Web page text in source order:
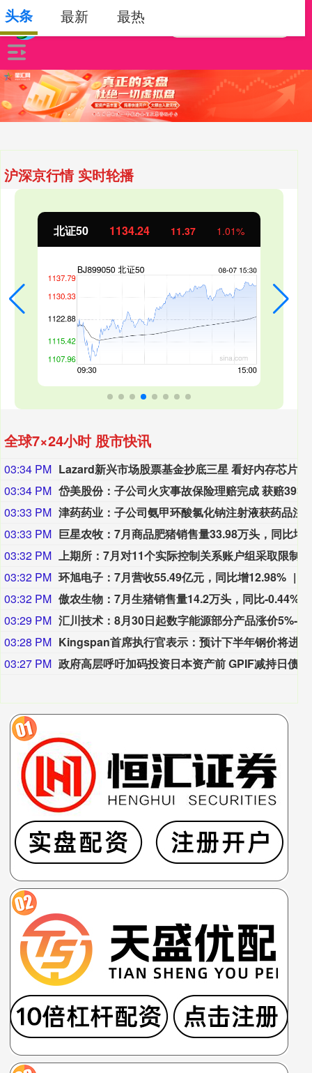
沪深京行情 实时轮播
北证50 1134.24 11.37 1.01%
全球7×24小时 股市快讯
03:34 PM
03:34 PM
03:33 PM
03:33 PM
03:32 PM
03:32 PM 环旭电子：7月营收55.49亿元，同比增12.98%
03:32 PM 傲农生物：7月生猪销售量14.2万头，同比-0.44%
03:29 PM
03:28 PM
03:27 PM 政府高层呼吁加码投资日本资产前 GPIF减持日债
头条 最新 最热